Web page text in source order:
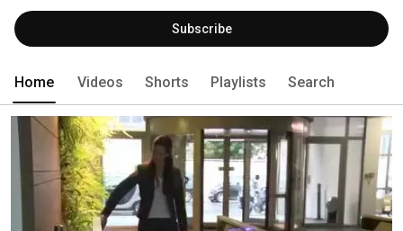
Subscribe
Home Videos Shorts Playlists Search